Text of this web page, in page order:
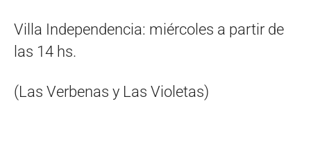
Villa Independencia: miércoles a partir de
las 14 hs.
(Las Verbenas y Las Violetas)